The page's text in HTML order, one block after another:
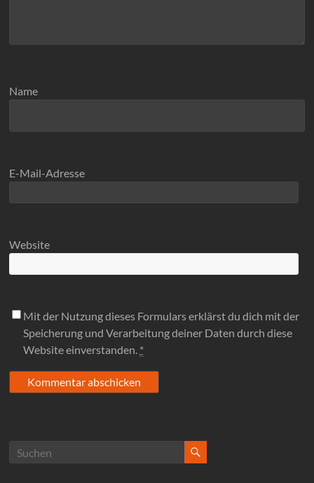
Name
E-Mail-Adresse
Website
Mit der Nutzung dieses Formulars erklärst du dich mit der
Speicherung und Verarbeitung deiner Daten durch diese
Website einverstanden. *